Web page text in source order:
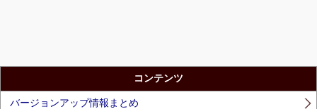
コンテンツ
バージョンアップ情報まとめ